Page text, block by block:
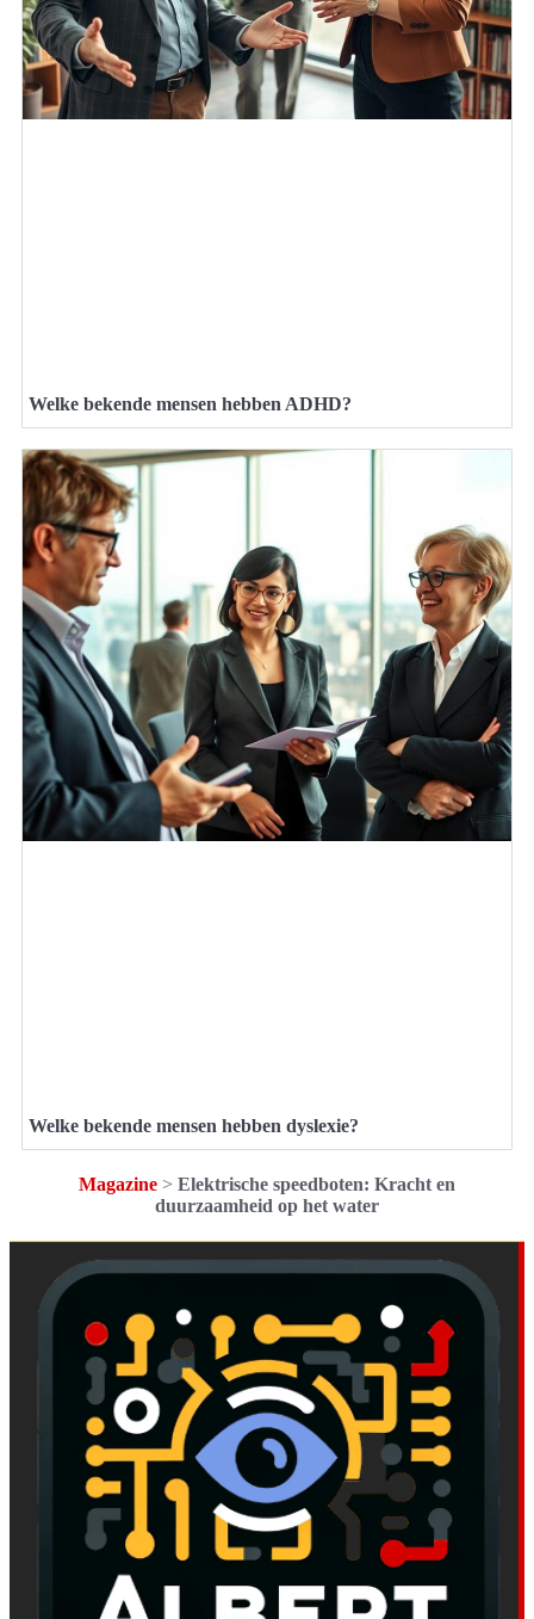
Welke bekende mensen hebben ADHD?
Welke bekende mensen hebben dyslexie?
Magazine > Elektrische speedboten: Kracht en
duurzaamheid op het water